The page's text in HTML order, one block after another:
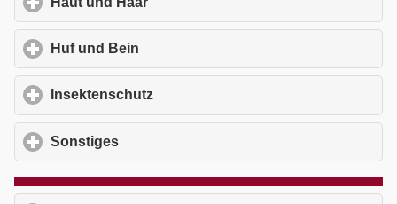
Huf und Bein
Insektenschutz
Sonstiges